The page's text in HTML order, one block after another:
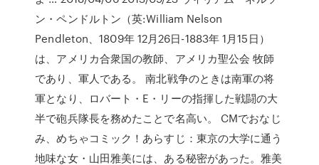
ン・ペンドルトン（英:William Nelson
Pendleton、1809年 12月26日-1883年 1月15日）
は、アメリカ合衆国の教師、アメリカ聖公会 牧師
であり、軍人である。 南北戦争のときは南軍の将
軍となり、ロバート・E・リーの指揮した戦闘の大
半で砲兵隊長を務めたことで名高い。 CMでおなじ
み、めちゃコミック！あらすじ：東京の大学に通う
地味な女・山田雅美には、ある秘密があった。雅美